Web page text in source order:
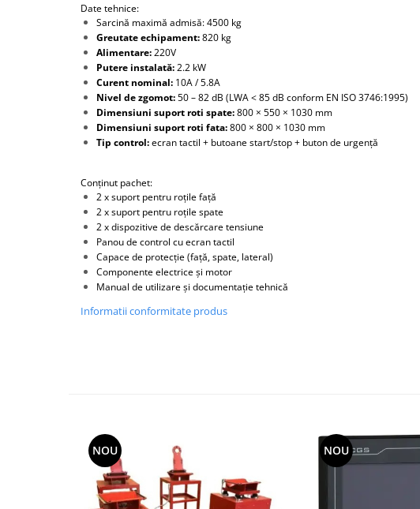
Scule Pneumatice
Scule service ulei, gresare,
Scule sistem franare
Scule speciale
Scule transmisie
Set / trusa chei tubulare
Set burghie si freze
Set prelungitoare
Set surubelnite
Testare cuplu dinamometric de
Date tehnice:
Sarcină maximă admisă: 4500 kg
Greutate echipament:820 kg
Alimentare:220V
Putere instalată:2.2 kW
Curent nominal: 10A / 5.8A
Nivel de zgomot:50 – 82 dB (LWA < 85 dB conform EN ISO 3746:1995)
Dimensiuni suport roti spate:800 × 550 × 1030 mm
Dimensiuni suport roti fata:800 × 800 × 1030 mm
Tip control:ecran tactil + butoane start/stop + buton de urgență
Conținut pachet:
2 x suport pentru roțile față
2 x suport pentru roțile spate
2 x dispozitive de descărcare tensiune
Panou de control cu ecran tactil
Capace de protecție (față, spate, lateral)
Componente electrice și motor
Manual de utilizare și documentație tehnică
Informatii conformitate produs
NOU NOU